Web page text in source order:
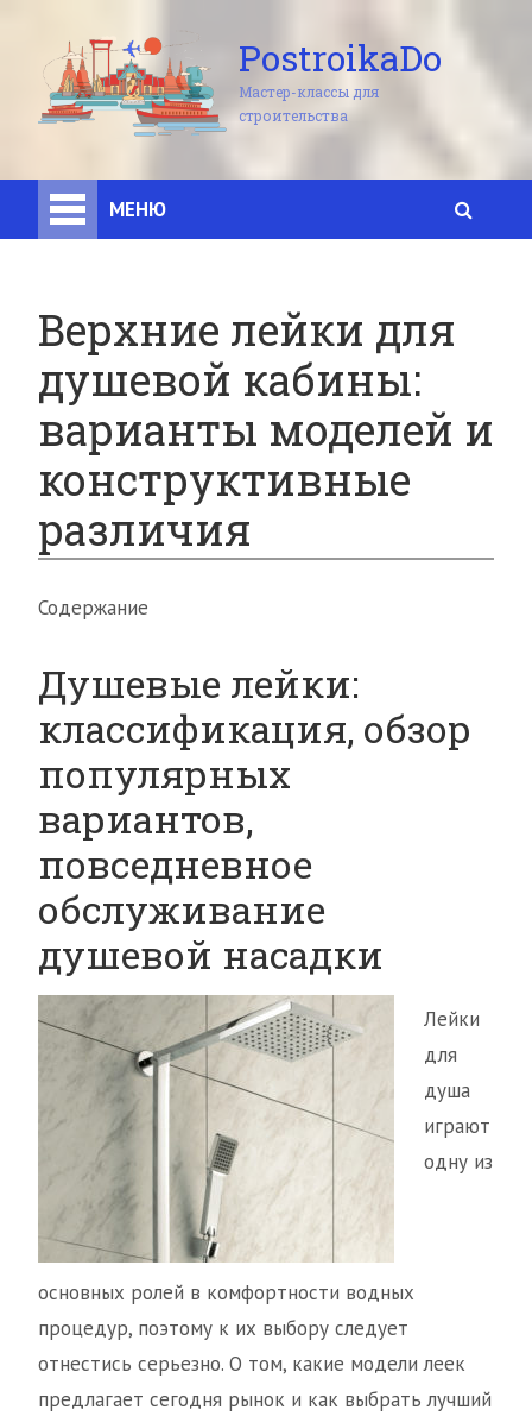
PostroikaDo
Мастер-классы для
строительства
МЕНЮ
Верхние лейки для
душевой кабины:
варианты моделей и
конструктивные
различия
Содержание
Душевые лейки:
классификация, обзор
популярных
вариантов,
повседневное
обслуживание
душевой насадки
Лейки
для
душа
играют
одну из
основных ролей в комфортности водных
процедур, поэтому к их выбору следует
отнестись серьезно. О том, какие модели леек
предлагает сегодня рынок и как выбрать лучший